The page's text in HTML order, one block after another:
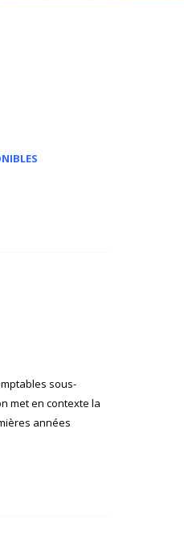
sous-
met en contexte la
années